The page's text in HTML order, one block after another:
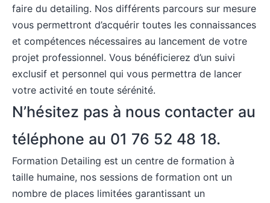
faire du detailing. Nos différents parcours sur mesure
vous permettront d’acquérir toutes les connaissances
et compétences nécessaires au lancement de votre
projet professionnel. Vous bénéficierez d’un suivi
exclusif et personnel qui vous permettra de lancer
votre activité en toute sérénité.
N’hésitez pas à nous contacter au
téléphone au 01 76 52 48 18.
Formation Detailing est un centre de formation à
taille humaine, nos sessions de formation ont un
nombre de places limitées garantissant un